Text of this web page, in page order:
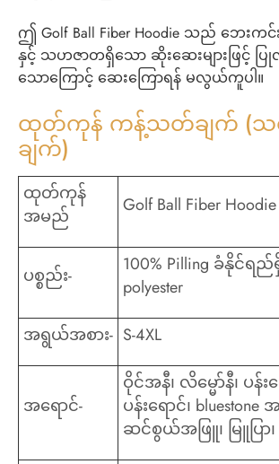
ဤ Golf Ball Fiber Hoodie သည် ဘေးကင်
နှင့် သဟဇာတရှိသော ဆိုးဆေးများဖြင့် ပ
သောကြောင့် ဆေးကြောရန် မလွယ်ကူပါ။
ထုတ်ကုန် ကန့်သတ်ချက် (
ချက်)
ထုတ်ကုန်
အမည်
Golf Ball Fiber Hoodie
ပစ္စည်း-
100% Pilling ခံနိုင်ရ
polyester
အရွယ်အစား- S-4XL
အရောင်-
ဝိုင်အနီ၊ လိမ္မော်နီ၊ ပန်း
ပန်းရောင်၊ bluestone
ဆင်စွယ်အဖြူ၊ မြူပြာ